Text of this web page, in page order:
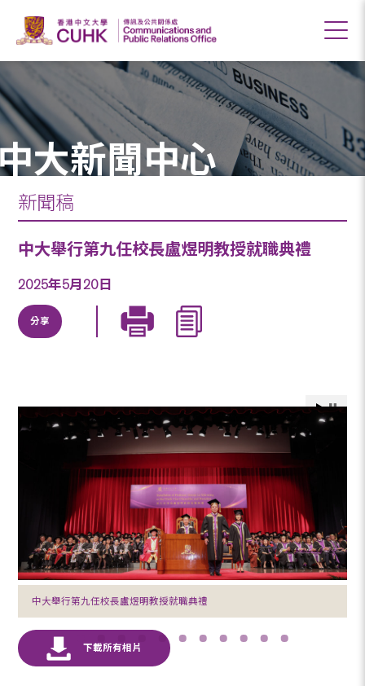
大新聞中心
新聞稿
中大舉行第九任校長盧煜明教授就職典禮
2025年5月20日
分享
中大舉行第九任校長盧煜明教授就職典禮